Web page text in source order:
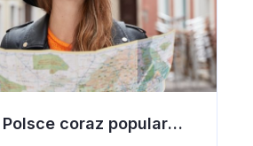
Noclegi w Polsce coraz popularniejsze wśród zagranicznych turystów. Co przyciąga ich do naszego kraju?